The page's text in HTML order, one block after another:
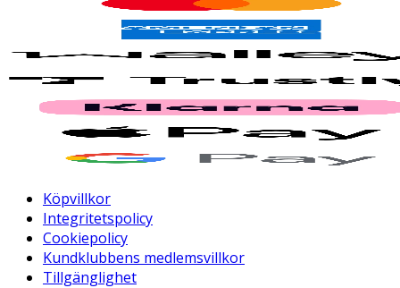
Köpvillkor
Integritetspolicy
Cookiepolicy
Kundklubbens medlemsvillkor
Tillgänglighet